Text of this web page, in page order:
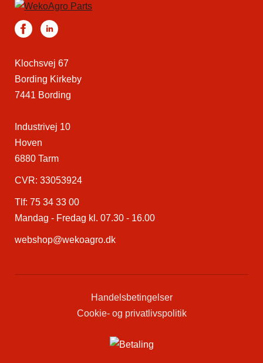
Klochsvej 67
Bording Kirkeby
7441 Bording
Industrivej 10
Hoven
6880 Tarm
CVR: 33053924
Tlf: 75 34 33 00
Mandag - Fredag kl. 07.30 - 16.00
webshop@wekoagro.dk
Handelsbetingelser
Cookie- og privatlivspolitik